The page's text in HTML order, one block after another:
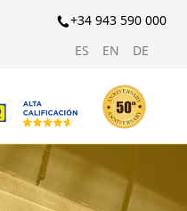
+34 943 590 000
ES
EN DE